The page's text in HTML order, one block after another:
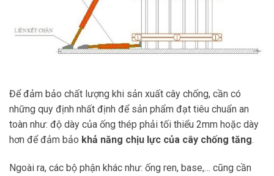
Để đảm bảo chất lượng khi sản xuất cây chống, cần có
những quy định nhất định để sản phẩm đạt tiêu chuẩn an
toàn như: độ dày của ống thép phải tối thiểu 2mm hoặc dày
hơn để đảm bảo khả năng chịu lực của cây chống tăng.
Ngoài ra, các bộ phận khác như: ống ren, base,… cũng cần